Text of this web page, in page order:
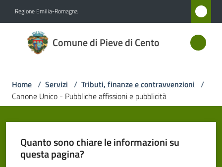
Regione Emilia-Romagna
Comune di Pieve di Cento
Comune
di Pieve
Amministrazione
Servizi
Home / Servizi / Tributi, finanze e contravvenzioni /
Canone Unico - Pubbliche affissioni e pubblicità
Quanto sono chiare le informazioni su
questa pagina?